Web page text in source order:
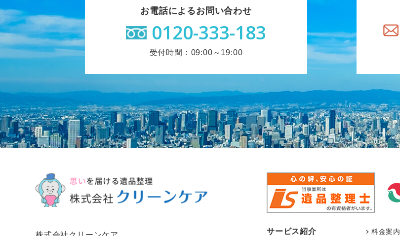
お電話によるお問い合わせ
0120-333-183
受付時間：09:00～19:00
サービス紹介 料金案内